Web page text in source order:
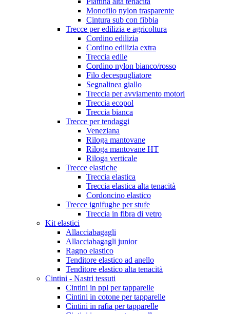
Monofilo nylon trasparente
Cintura sub con fibbia
Trecce per edilizia e agricoltura
Cordino edilizia
Cordino edilizia extra
Treccia edile
Cordino nylon bianco/rosso
Filo decespugliatore
Segnalinea giallo
Treccia per avviamento motori
Treccia ecopol
Treccia bianca
Trecce per tendaggi
Veneziana
Riloga mantovane
Riloga mantovane HT
Riloga verticale
Trecce elastiche
Treccia elastica
Treccia elastica alta tenacità
Cordoncino elastico
Trecce ignifughe per stufe
Treccia in fibra di vetro
Kit elastici
Allacciabagagli
Allacciabagagli junior
Ragno elastico
Tenditore elastico ad anello
Tenditore elastico alta tenacità
Cintini - Nastri tessuti
Cintini in ppl per tapparelle
Cintini in cotone per tapparelle
Cintini in rafia per tapparelle